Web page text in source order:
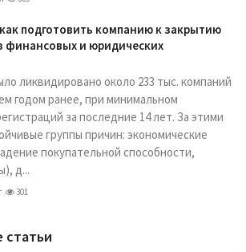
подготовить компанию к закрытию
финансовых и юридических
ликвидировано около 233 тыс. компаний
годом ранее, при минимальном
за последние 14 лет. За этими
группы причин: экономические
покупательной способности,
д...
301